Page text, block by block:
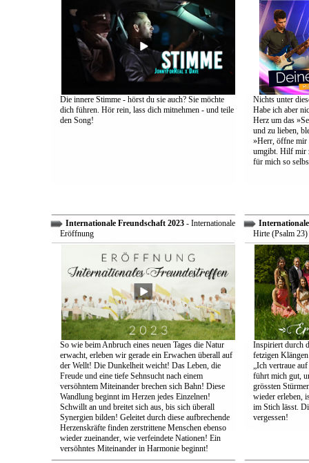
Die innere Stimme - hörst du sie auch? Sie möchte
dich führen. Hör rein, lass dich mitnehmen - und teile
den Song!
Nichts unter
Habe ich aber
Herz um das
und zu lieben,
»Herr, öffne mir
umgibt. Hilf mir
für mich so
Internationale Freundschaft 2023- Internationale
Eröffnung
So wie beim Anbruch eines neuen Tages die Natur
erwacht, erleben wir gerade ein Erwachen überall auf
der Wellt! Die Dunkelheit weicht! Das Leben, die
Freude und eine tiefe Sehnsucht nach einem
versöhntem Miteinander brechen sich Bahn! Diese
Wandlung beginnt im Herzen jedes Einzelnen!
Schwillt an und breitet sich aus, bis sich überall
Synergien bilden! Geleitet durch diese aufbrechende
Herzenskräfte finden zerstrittene Menschen ebenso
wieder zueinander, wie verfeindete Nationen! Ein
versöhntes Miteinander in Harmonie beginnt!
Hirte (Psalm 23)
Inspiriert durch
fetzigen
„Ich vertraue
führt mich gut,
grössten
wieder erleben,
im Stich lässt.
vergessen!